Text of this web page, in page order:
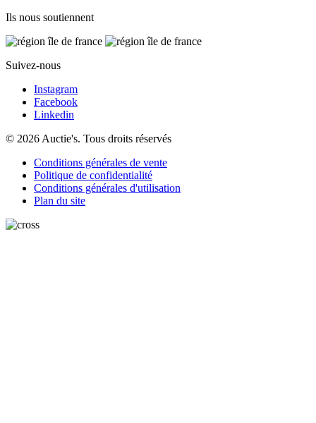
Ils nous soutiennent
Suivez-nous
Instagram
Facebook
Linkedin
© 2026 Auctie's. Tous droits réservés
Conditions générales de vente
Politique de confidentialité
Conditions générales d'utilisation
Plan du site